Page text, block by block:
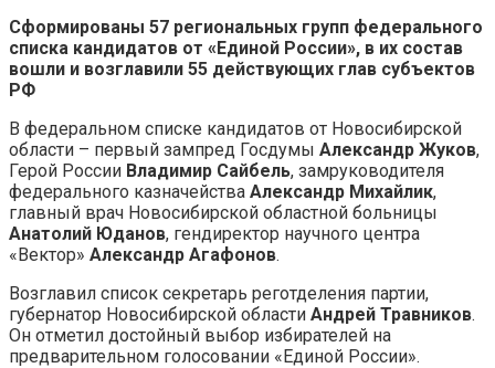
Сформированы 57 региональных групп федерального
списка кандидатов от «Единой России», в их состав
вошли и возглавили 55 действующих глав субъектов
РФ
В федеральном списке кандидатов от Новосибирской
области – первый зампред Госдумы Александр Жуков,
Герой России Владимир Сайбель, замруководителя
федерального казначейства Александр Михайлик,
главный врач Новосибирской областной больницы
Анатолий Юданов, гендиректор научного центра
«Вектор» Александр Агафонов.
Возглавил список секретарь реготделения партии,
губернатор Новосибирской области Андрей Травников.
Он отметил достойный выбор избирателей на
предварительном голосовании «Единой России».